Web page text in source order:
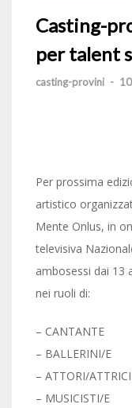
Casting-
per talent
casting-provini -
Per prossima
artistico
Mente Onlus, in
televisiva
ambosessi dai 13
nei ruoli di:
– CANTANTE
– BALLERINI/E
– ATTORI/ATTRICI
– MUSICISTI/E